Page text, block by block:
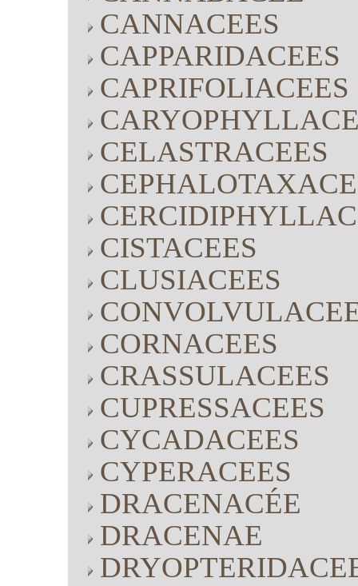
CANNACEES
CAPPARIDACEES
CAPRIFOLIACEES
CELASTRACEES
CISTACEES
CLUSIACEES
CORNACEES
CRASSULACEES
CUPRESSACEES
CYCADACEES
CYPERACEES
DRACENACÉE
DRACENAE